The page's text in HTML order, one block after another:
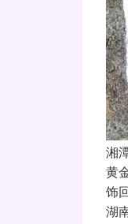
湘
黄
饰
湖